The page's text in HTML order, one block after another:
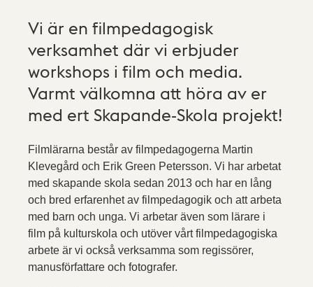
Vi är en filmpedagogisk
verksamhet där vi erbjuder
workshops i film och media.
Varmt välkomna att höra av er
med ert Skapande-Skola projekt!
Filmlärarna består av filmpedagogerna Martin
Klevegård och Erik Green Petersson. Vi har arbetat
med skapande skola sedan 2013 och har en lång
och bred erfarenhet av filmpedagogik och att arbeta
med barn och unga. Vi arbetar även som lärare i
film på kulturskola och utöver vårt filmpedagogiska
arbete är vi också verksamma som regissörer,
manusförfattare och fotografer.